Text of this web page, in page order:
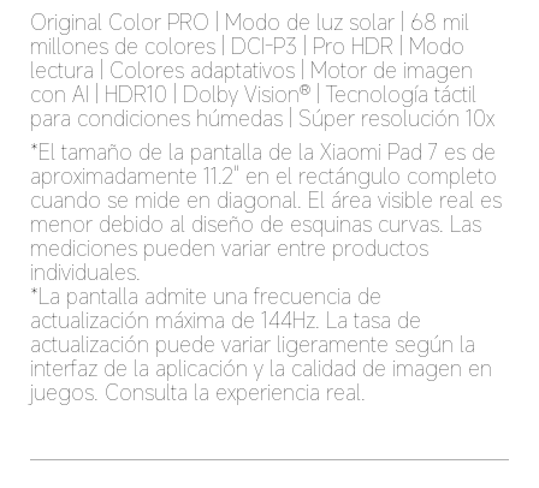
Original Color PRO | Modo de luz solar | 68 mil
millones de colores | DCI-P3 | Pro HDR | Modo
lectura | Colores adaptativos | Motor de imagen
con AI | HDR10 | Dolby Vision® | Tecnología táctil
para condiciones húmedas | Súper resolución 10x
*El tamaño de la pantalla de la Xiaomi Pad 7 es de
aproximadamente 11.2" en el rectángulo completo
cuando se mide en diagonal. El área visible real es
menor debido al diseño de esquinas curvas. Las
mediciones pueden variar entre productos
individuales.
*La pantalla admite una frecuencia de
actualización máxima de 144Hz. La tasa de
actualización puede variar ligeramente según la
interfaz de la aplicación y la calidad de imagen en
juegos. Consulta la experiencia real.